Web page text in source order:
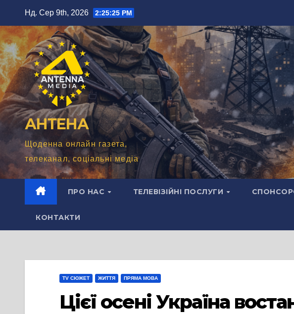
вмісту
Нд. Сер 9th, 2026 2:25:27 PM
АНТЕНА
Щоденна онлайн газета,
телеканал, соціальні медіа
ПРО НАС ТЕЛЕВІЗІЙНІ ПОСЛУГИ
КОНТАКТИ
TV СЮЖЕТ ЖИТТЯ ПРЯМА МОВА
Цієї осені Україна